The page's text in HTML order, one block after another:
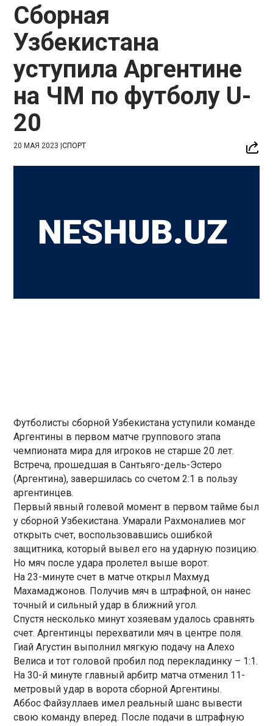
Сборная
Узбекистана
уступила Аргентине
на ЧМ по футболу U-
20
20 МАЯ 2023 |СПОРТ
Футболисты сборной Узбекистана уступили команде
Аргентины в первом матче группового этапа
чемпионата мира для игроков не старше 20 лет.
Встреча, прошедшая в Сантьяго-дель-Эстеро
(Аргентина), завершилась со счетом 2:1 в пользу
аргентинцев.
Первый явный голевой момент в первом тайме был
у сборной Узбекистана. Умарали Рахмоналиев мог
открыть счет, воспользовавшись ошибкой
защитника, который вывел его на ударную позицию.
Но мяч после удара пролетел выше ворот.
На 23-минуте счет в матче открыл Махмуд
Махамаджонов. Получив мяч в штрафной, он нанес
точный и сильный удар в ближний угол.
Спустя несколько минут хозяевам удалось сравнять
счет. Аргентинцы перехватили мяч в центре поля.
Гиай Агустин выполнил мягкую подачу на Алехо
Велиса и тот головой пробил под перекладинку – 1:1.
На 30-й минуте главный арбитр матча отменил 11-
метровый удар в ворота сборной Аргентины.
Аббос Файзуллаев имел реальный шанс вывести
свою команду вперед. После подачи в штрафную